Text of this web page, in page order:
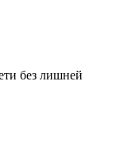
без лишней